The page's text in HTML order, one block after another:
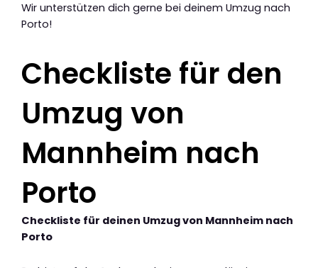
Wir unterstützen dich gerne bei deinem Umzug nach
Porto!
Checkliste für den
Umzug von
Mannheim nach
Porto
Checkliste für deinen Umzug von Mannheim nach
Porto